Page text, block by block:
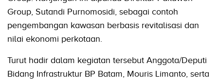
Group, Sutandi Purnomosidi, sebagai contoh
pengembangan kawasan berbasis revitalisasi dan
nilai ekonomi perkotaan.
Turut hadir dalam kegiatan tersebut Anggota/Deputi
Bidang Infrastruktur BP Batam, Mouris Limanto, serta